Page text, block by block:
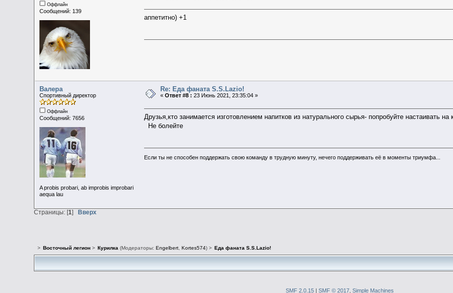
Оффлайн
Сообщений: 139
аппетитно) +1
Валера
Спортивный директор
Оффлайн
Сообщений: 7656
A probis probari, ab improbis improbari
aequa lau
Re: Еда фаната S.S.Lazio!
«Ответ #8 : 23 Июнь 2021, 23:35:04 »
Друзья,кто занимается изготовлением напитков из натурального сырья- попробуйте настаивать
Не болейте
Если ты не способен поддержать свою команду в трудную минуту, нечего поддерживать её в моменты триумфа...
Страницы: [1] Вверх
> Восточный легион> Курилка (Модераторы: Engelbert, Kortes574) > Еда фаната S.S.Lazio!
SMF 2.0.15 SMF © 2017, Simple Machines